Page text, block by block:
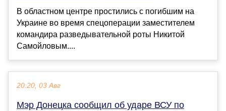
В областном центре простились с погибшим на
Украине во время спецоперации заместителем
командира разведывательной роты Никитой
Самойловым....
20:20, 03 Авг
Мэр Донецка сообщил об ударе ВСУ по